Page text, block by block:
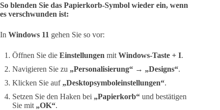
So blenden Sie das Papierkorb-Symbol wieder ein, wenn
es verschwunden ist:
In Windows 11 gehen Sie so vor:
Öffnen Sie die Einstellungen mit Windows-Taste + I.
Navigieren Sie zu „Personalisierung“ → „Designs“.
Klicken Sie auf „Desktopsymboleinstellungen“.
Setzen Sie den Haken bei „Papierkorb“ und bestätigen
Sie mit „OK“.